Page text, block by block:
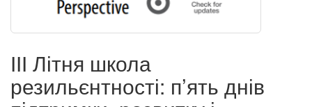
ІІІ Літня школа
резильєнтності: п’ять днів